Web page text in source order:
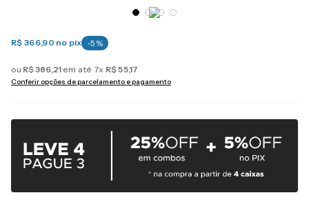
R$ 366,90 no pix -5 %
ou R$386,21 em até 7x R$55,17
Conferir opções de parcelamento e pagamento